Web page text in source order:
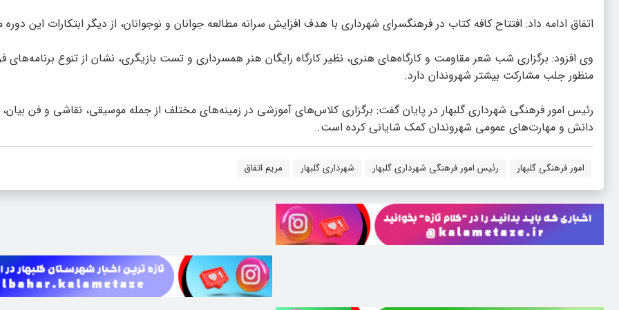
اتفاق ادامه داد: افتتاح کافه کتاب در فرهنگسرای شهرداری با هدف افزایش سرانه مطالعه جوانان و نوجوانان، از دیگر ابتکارات این
وی افزود: برگزاری شب شعر مقاومت و کارگاه‌های هنری، نظیر کارگاه رایگان هنر همسرداری و تست بازیگری، نشان از تنوع برنامه‌های
منظور جلب مشارکت بیشتر شهروندان دارد.
رئیس امور فرهنگی شهرداری گلبهار در پایان گفت: برگزاری کلاس‌های آموزشی در زمینه‌های مختلف از جمله موسیقی، نقاشی و فن
دانش و مهارت‌های عمومی شهروندان کمک شایانی کرده است.
امور فرهنگی گلبهار رئیس امور فرهنگی شهرداری گلبهار شهرداری گلبهار مریم اتفاق